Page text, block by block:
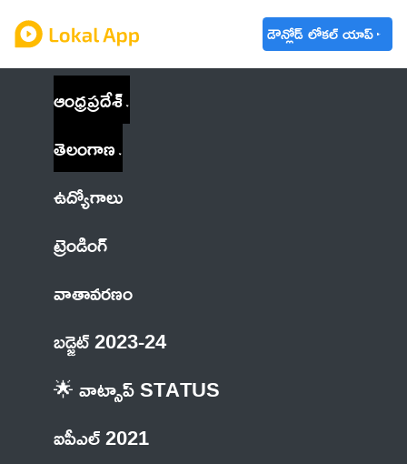
డౌన్లోడ్ లోకల్ యాప్
ఆంధ్రప్రదేశ్
తెలంగాణ
ఉద్యోగాలు
ట్రెండింగ్
వాతావరణం
బడ్జెట్ 2023-24
🌟 వాట్సాప్ STATUS
ఐపీఎల్ 2021